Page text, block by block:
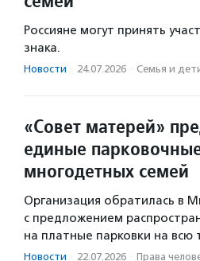
Россияне могут принять
знака.
Новости · 24.07.2026 · Семья и
«Совет матерей»
единые
многодетных семей
Организация обратилась в
с предложением
на платные парковки на всю
Новости · 22.07.2026 · Права